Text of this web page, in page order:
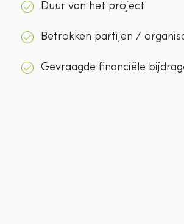
Duur van het project
Betrokken partijen /
Gevraagde financiële